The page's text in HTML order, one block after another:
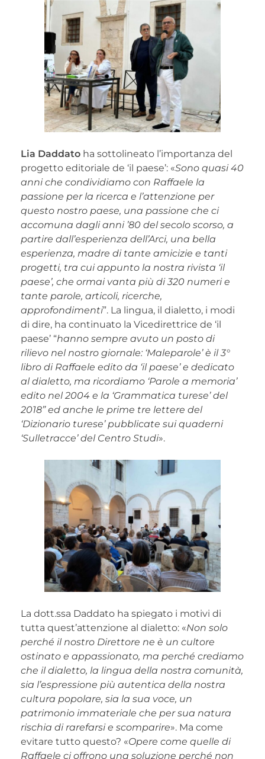
Lia Daddato ha sottolineato l’importanza del
progetto editoriale de ‘il paese’: «Sono quasi 40
anni che condividiamo con Raffaele la
passione per la ricerca e l’attenzione per
questo nostro paese, una passione che ci
accomuna dagli anni ’80 del secolo scorso, a
partire dall’esperienza dell’Arci, una bella
esperienza, madre di tante amicizie e tanti
progetti, tra cui appunto la nostra rivista ‘il
paese’, che ormai vanta più di 320 numeri e
tante parole, articoli, ricerche,
approfondimenti”. La lingua, il dialetto, i modi
di dire, ha continuato la Vicedirettrice de ‘il
paese’ “hanno sempre avuto un posto di
rilievo nel nostro giornale: ‘Maleparole’ è il 3°
libro di Raffaele edito da ‘il paese’ e dedicato
al dialetto, ma ricordiamo ‘Parole a memoria’
edito nel 2004 e la ‘Grammatica turese’ del
2018” ed anche le prime tre lettere del
‘Dizionario turese’ pubblicate sui quaderni
‘Sulletracce’ del Centro Studi».
La dott.ssa Daddato ha spiegato i motivi di
tutta quest’attenzione al dialetto: «Non solo
perché il nostro Direttore ne è un cultore
ostinato e appassionato, ma perché crediamo
che il dialetto, la lingua della nostra comunità,
sia l’espressione più autentica della nostra
cultura popolare, sia la sua voce, un
patrimonio immateriale che per sua natura
rischia di rarefarsi e scomparire». Ma come
evitare tutto questo? «Opere come quelle di
Raffaele ci offrono una soluzione perché non